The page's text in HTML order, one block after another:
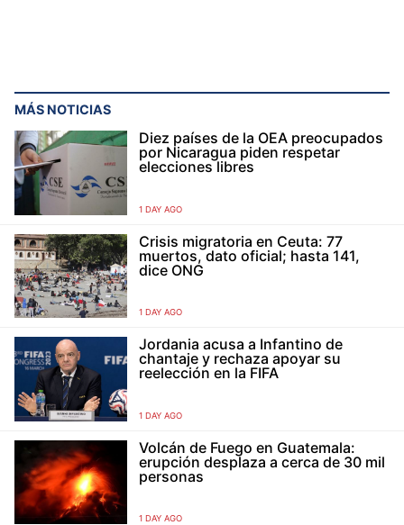
MÁS NOTICIAS
Diez países de la OEA preocupados
por Nicaragua piden respetar
elecciones libres
1 DAY AGO
Crisis migratoria en Ceuta: 77
muertos, dato oficial; hasta 141,
dice ONG
1 DAY AGO
Jordania acusa a Infantino de
chantaje y rechaza apoyar su
reelección en la FIFA
1 DAY AGO
Volcán de Fuego en Guatemala:
erupción desplaza a cerca de 30 mil
personas
1 DAY AGO